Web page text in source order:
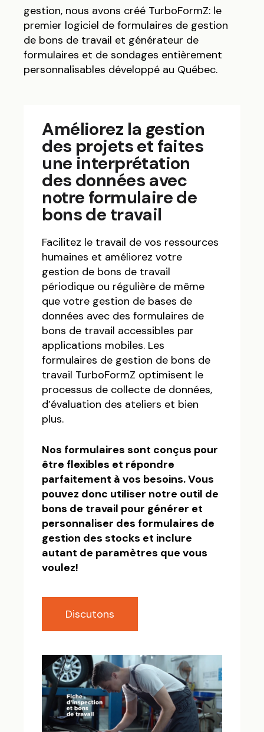
gestion, nous avons créé TurboFormZ: le
premier logiciel de formulaires de gestion
de bons de travail et générateur de
formulaires et de sondages entièrement
personnalisables développé au Québec.
Améliorez la gestion
des projets et faites
une interprétation
des données avec
notre formulaire de
bons de travail
Facilitez le travail de vos ressources
humaines et améliorez votre
gestion de bons de travail
périodique ou régulière de même
que votre gestion de bases de
données avec des formulaires de
bons de travail accessibles par
applications mobiles. Les
formulaires de gestion de bons de
travail TurboFormZ optimisent le
processus de collecte de données,
d’évaluation des ateliers et bien
plus.
Nos formulaires sont conçus pour
être flexibles et répondre
parfaitement à vos besoins. Vous
pouvez donc utiliser notre outil de
bons de travail pour générer et
personnaliser des formulaires de
gestion des stocks et inclure
autant de paramètres que vous
voulez!
Discutons